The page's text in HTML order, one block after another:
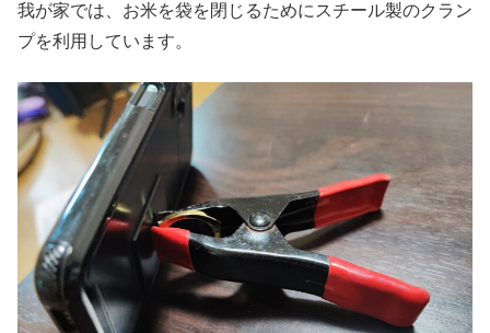
我が家では、お米を袋を閉じるためにスチール製のクラン
プを利用しています。